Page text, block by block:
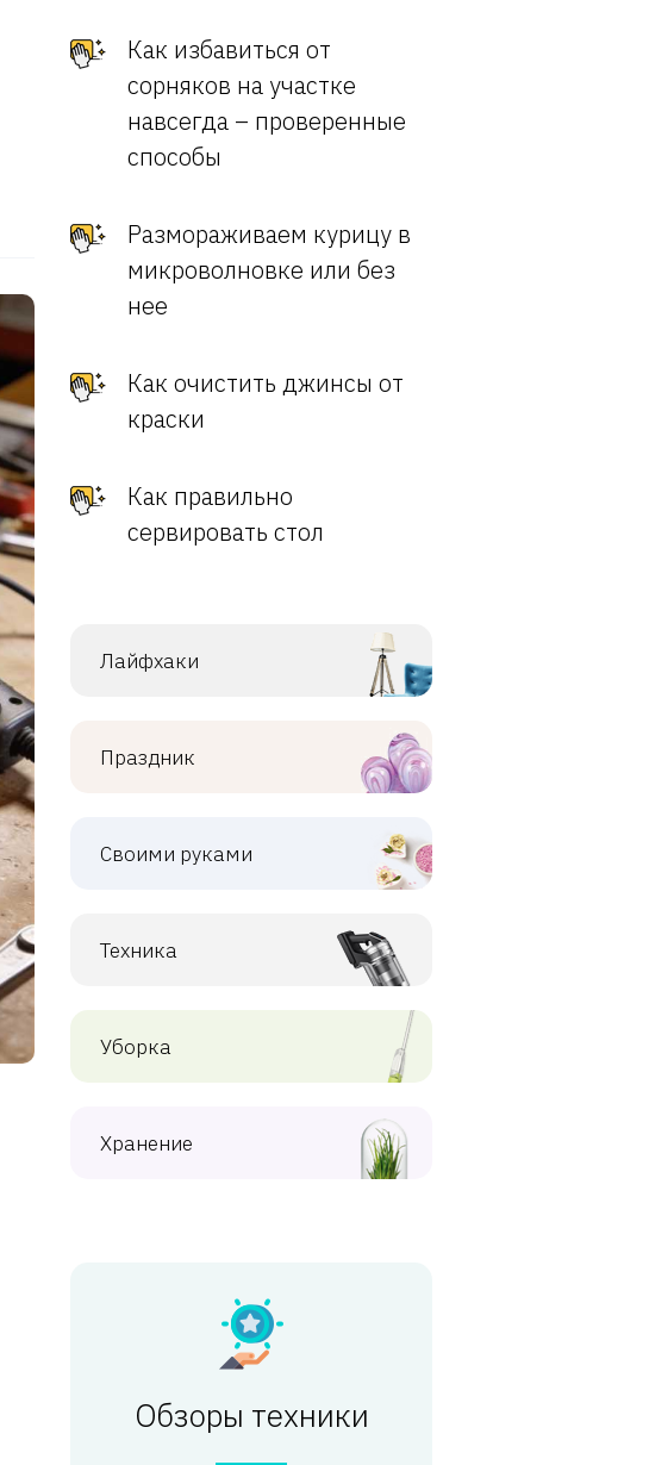
Как избавиться от
сорняков на участке
навсегда – проверенные
способы
Размораживаем курицу в
микроволновке или без
нее
Как очистить джинсы от
краски
Как правильно
сервировать стол
Лайфхаки
Праздник
Своими руками
Техника
Уборка
Хранение
Обзоры техники